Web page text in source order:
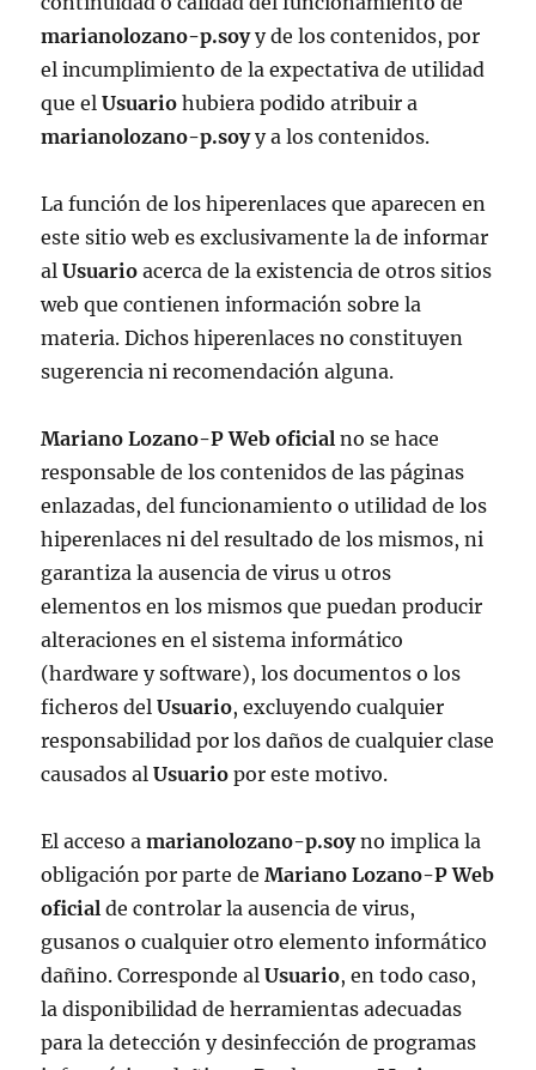
marianolozano-p.soyy de los contenidos, por
el incumplimiento de la expectativa de utilidad
que elUsuario hubiera podido atribuir a
marianolozano-p.soyy a los contenidos.
La función de los hiperenlaces que aparecen en
este sitio web es exclusivamente la de informar
alUsuario acerca de la existencia de otros sitios
web que contienen información sobre la
materia. Dichos hiperenlaces no constituyen
sugerencia ni recomendación alguna.
Mariano Lozano-P Web oficial no se hace
responsable de los contenidos de las páginas
enlazadas, del funcionamiento o utilidad de los
hiperenlaces ni del resultado de los mismos, ni
garantiza la ausencia de virus u otros
elementos en los mismos que puedan producir
alteraciones en el sistema informático
(hardware y software), los documentos o los
ficheros delUsuario, excluyendo cualquier
responsabilidad por los daños de cualquier clase
causados alUsuario por este motivo.
El acceso amarianolozano-p.soyno implica la
obligación por parte deMariano Lozano-P Web
oficial de controlar la ausencia de virus,
gusanos o cualquier otro elemento informático
dañino. Corresponde alUsuario, en todo caso,
la disponibilidad de herramientas adecuadas
para la detección y desinfección de programas